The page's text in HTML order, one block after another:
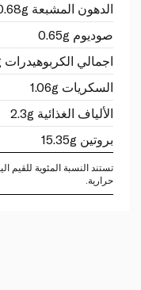
الدهون المشبعة 0.68g
صوديوم 0.65g
اجمالي الكربوهيدرات 43.24g
السكريات 1.06g
الألياف الغذائية 2.3g
بروتين 15.35g
حرارية.